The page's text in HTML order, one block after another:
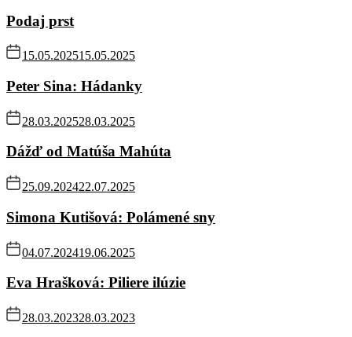
Podaj prst
15.05.202515.05.2025
Peter Sina: Hádanky
28.03.202528.03.2025
Dážď od Matúša Mahúta
25.09.202422.07.2025
Simona Kutišová: Polámené sny
04.07.202419.06.2025
Eva Hrašková: Piliere ilúzie
28.03.202328.03.2023